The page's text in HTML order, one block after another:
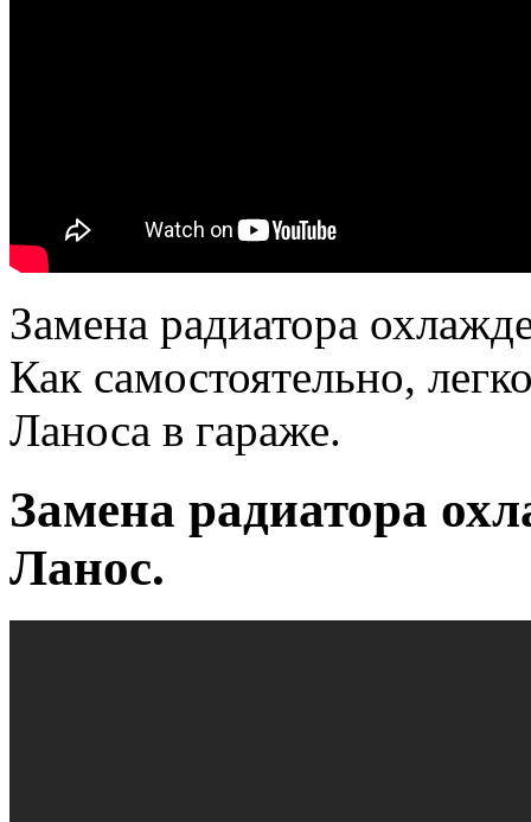
Замена радиатора
Как самостоятельно,
Ланоса в гараже.
Замена радиатора
Ланос.